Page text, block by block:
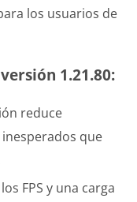
los usuarios de
1.21.80:
reduce
que
FPS y una carga